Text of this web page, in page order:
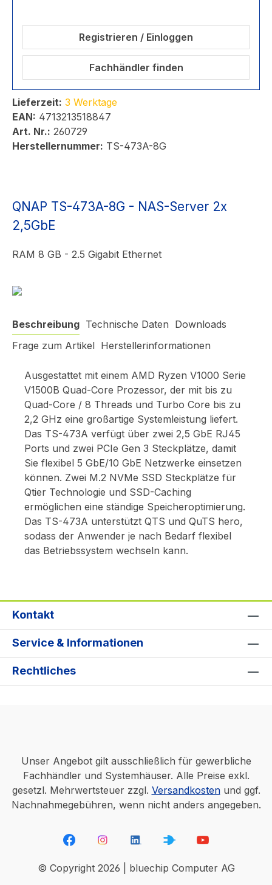
Registrieren / Einloggen
Fachhändler finden
Lieferzeit: 3 Werktage
EAN: 4713213518847
Art. Nr.: 260729
Herstellernummer: TS-473A-8G
QNAP TS-473A-8G - NAS-Server 2x
2,5GbE
RAM 8 GB - 2.5 Gigabit Ethernet
Beschreibung Technische Daten Downloads
Frage zum Artikel Herstellerinformationen
Ausgestattet mit einem AMD Ryzen V1000 Serie
V1500B Quad-Core Prozessor, der mit bis zu
Quad-Core / 8 Threads und Turbo Core bis zu
2,2 GHz eine großartige Systemleistung liefert.
Das TS-473A verfügt über zwei 2,5 GbE RJ45
Ports und zwei PCIe Gen 3 Steckplätze, damit
Sie flexibel 5 GbE/10 GbE Netzwerke einsetzen
können. Zwei M.2 NVMe SSD Steckplätze für
Qtier Technologie und SSD-Caching
ermöglichen eine ständige Speicheroptimierung.
Das TS-473A unterstützt QTS und QuTS hero,
sodass der Anwender je nach Bedarf flexibel
das Betriebssystem wechseln kann.
Kontakt
Service & Informationen
Rechtliches
Unser Angebot gilt ausschließlich für gewerbliche
Fachhändler und Systemhäuser. Alle Preise exkl.
gesetzl. Mehrwertsteuer zzgl. Versandkostenund ggf.
Nachnahmegebühren, wenn nicht anders angegeben.
© Copyright 2026 | bluechip Computer AG